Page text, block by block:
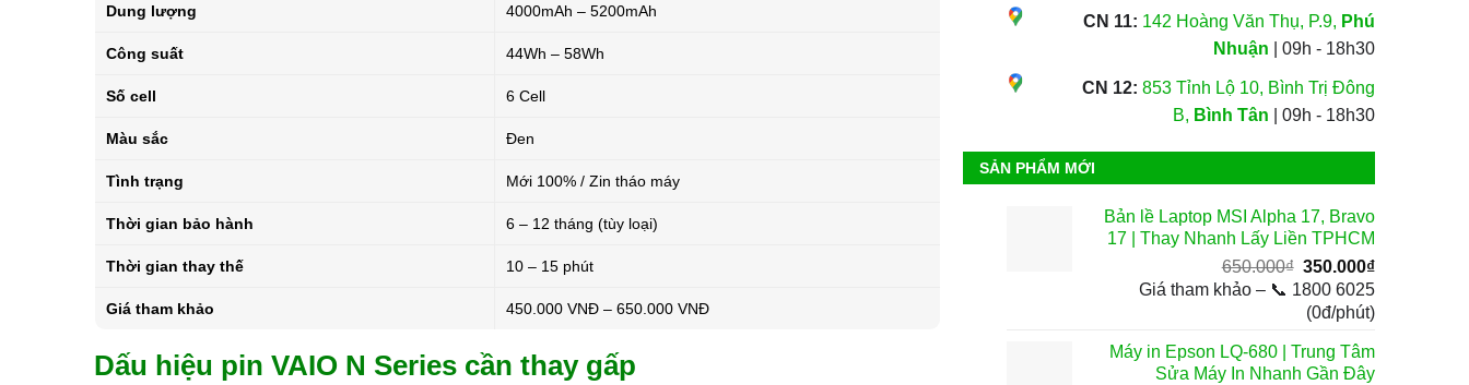
Dung lượng 4000mAh – 5200mAh
Công suất 44Wh – 58Wh
Số cell 6 Cell
Màu sắc Đen
Tình trạng Mới 100% / Zin tháo máy
Thời gian bảo hành 6 – 12 tháng (tùy loại)
Thời gian thay thế 10 – 15 phút
Giá tham khảo 450.000 VNĐ – 650.000 VNĐ
Dấu hiệu pin VAIO N Series cần thay gấp
CN 11: 142 Hoàng Văn Thụ, P.9, Phú
Nhuận | 09h - 18h30
CN 12: 853 Tỉnh Lộ 10, Bình Trị Đông
B, Bình Tân | 09h - 18h30
SẢN PHẨM MỚI
Bản lề Laptop MSI Alpha 17, Bravo
17 | Thay Nhanh Lấy Liền TPHCM
650.000₫ Giá
gốc
là:
350.000₫Giá
hiện
tại
350.000₫.
Giá tham khảo – 📞 1800 6025
(0đ/phút)
Máy in Epson LQ-680 | Trung Tâm
Sửa Máy In Nhanh Gần Đây